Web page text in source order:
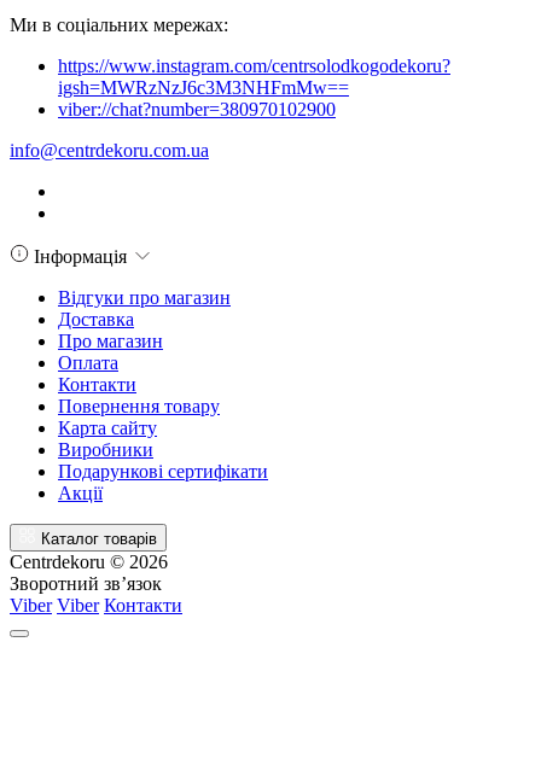
Ми в соціальних мережах:
https://www.instagram.com/centrsolodkogodekoru?
igsh=MWRzNzJ6c3M3NHFmMw==
viber://chat?number=380970102900
info@centrdekoru.com.ua
Інформація
Відгуки про магазин
Доставка
Про магазин
Оплата
Контакти
Повернення товару
Карта сайту
Виробники
Подарункові сертифікати
Акції
Каталог товарів
Centrdekoru © 2026
Зворотний зв’язок
Viber Viber Контакти